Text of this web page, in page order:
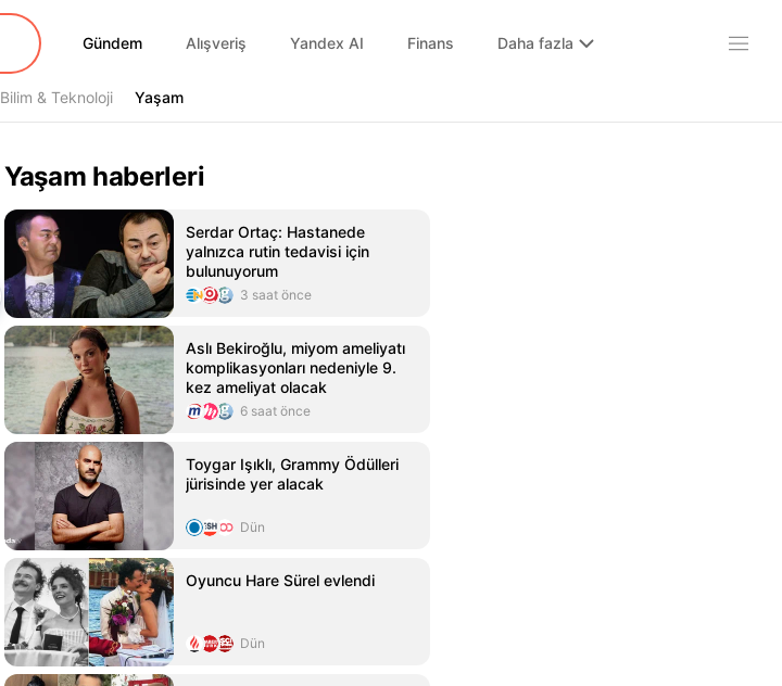
Gündem
Gündem Alışveriş Yandex AI Finans Daha fazla
Bilim & Teknoloji Yaşam
Yaşam
Yaşam haberleri
Serdar Ortaç: Hastanede
yalnızca rutin tedavisi için
bulunuyorum
3 saat önce
Aslı Bekiroğlu, miyom ameliyatı
komplikasyonları nedeniyle 9.
kez ameliyat olacak
6 saat önce
Toygar Işıklı, Grammy Ödülleri
jürisinde yer alacak
Dün
Oyuncu Hare Sürel evlendi
Dün